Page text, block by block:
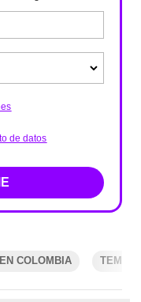
de datos
COLOMBIA